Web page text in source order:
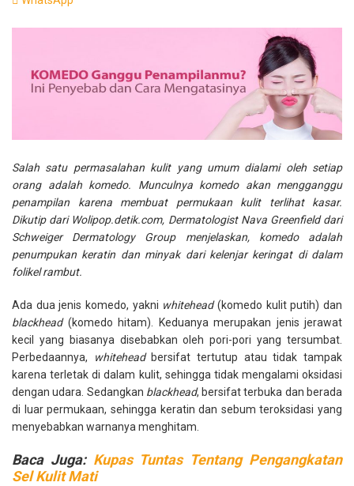
Salah satu permasalahan kulit yang umum dialami oleh setiap
orang adalah komedo. Munculnya komedo akan mengganggu
penampilan karena membuat permukaan kulit terlihat kasar.
Dikutip dari Wolipop.detik.com, Dermatologist Nava Greenfield dari
Schweiger Dermatology Group menjelaskan, komedo adalah
penumpukan keratin dan minyak dari kelenjar keringat di dalam
folikel rambut.
Ada dua jenis komedo, yakni whitehead(komedo kulit putih) dan
blackhead(komedo hitam). Keduanya merupakan jenis jerawat
kecil yang biasanya disebabkan oleh pori-pori yang tersumbat.
Perbedaannya,
whiteheadbersifat tertutup atau tidak tampak
karena terletak di dalam kulit, sehingga tidak mengalami oksidasi
dengan udara. Sedangkan blackhead, bersifat terbuka dan berada
di luar permukaan, sehingga keratin dan sebum teroksidasi yang
menyebabkan warnanya menghitam.
Baca Juga: Kupas Tuntas Tentang Pengangkatan
Sel Kulit Mati